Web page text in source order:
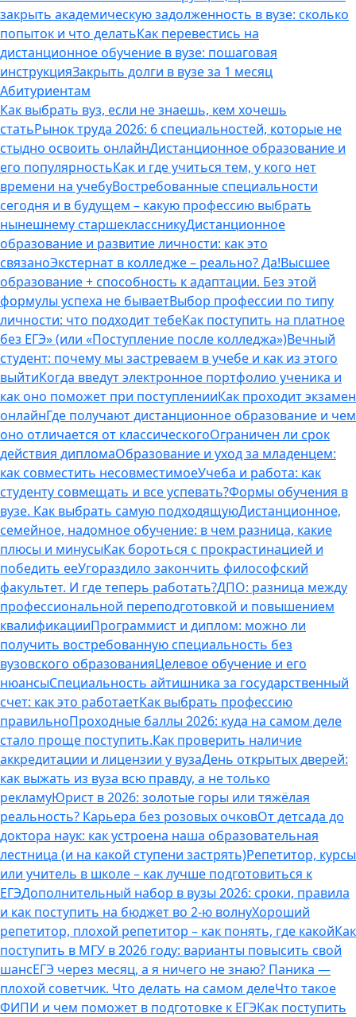
закрыть академическую задолженность в вузе: сколько
попыток и что делатьКак перевестись на
дистанционное обучение в вузе: пошаговая
инструкцияЗакрыть долги в вузе за 1 месяц
Абитуриентам
Как выбрать вуз, если не знаешь, кем хочешь
статьРынок труда 2026: 6 специальностей, которые не
стыдно освоить онлайнДистанционное образование и
его популярностьКак и где учиться тем, у кого нет
времени на учебуВостребованные специальности
сегодня и в будущем – какую профессию выбрать
нынешнему старшеклассникуДистанционное
образование и развитие личности: как это
связаноЭкстернат в колледже – реально? Да!Высшее
образование + способность к адаптации. Без этой
формулы успеха не бываетВыбор профессии по типу
личности: что подходит тебеКак поступить на платное
без ЕГЭ» (или «Поступление после колледжа»)Вечный
студент: почему мы застреваем в учебе и как из этого
выйтиКогда введут электронное портфолио ученика и
как оно поможет при поступленииКак проходит экзамен
онлайнГде получают дистанционное образование и чем
оно отличается от классическогоОграничен ли срок
действия дипломаОбразование и уход за младенцем:
как совместить несовместимоеУчеба и работа: как
студенту совмещать и все успевать?Формы обучения в
вузе. Как выбрать самую подходящуюДистанционное,
семейное, надомное обучение: в чем разница, какие
плюсы и минусыКак бороться с прокрастинацией и
победить ееУгораздило закончить философский
факультет. И где теперь работать?ДПО: разница между
профессиональной переподготовкой и повышением
квалификацииПрограммист и диплом: можно ли
получить востребованную специальность без
вузовского образованияЦелевое обучение и его
нюансыСпециальность айтишника за государственный
счет: как это работаетКак выбрать профессию
правильноПроходные баллы 2026: куда на самом деле
стало проще поступить.Как проверить наличие
аккредитации и лицензии у вузаДень открытых дверей:
как выжать из вуза всю правду, а не только
рекламуЮрист в 2026: золотые горы или тяжёлая
реальность? Карьера без розовых очковОт детсада до
доктора наук: как устроена наша образовательная
лестница (и на какой ступени застрять)Репетитор, курсы
или учитель в школе – как лучше подготовиться к
ЕГЭДополнительный набор в вузы 2026: сроки, правила
и как поступить на бюджет во 2‑ю волнуХороший
репетитор, плохой репетитор – как понять, где какойКак
поступить в МГУ в 2026 году: варианты повысить свой
шансЕГЭ через месяц, а я ничего не знаю? Паника —
плохой советчик. Что делать на самом делеЧто такое
ФИПИ и чем поможет в подготовке к ЕГЭКак поступить